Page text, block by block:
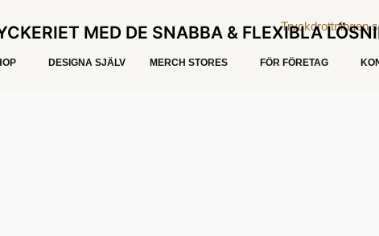
MED DE SNABBA & FLEXIBLA
DESIGNA SJÄLV MERCH STORES FÖR FÖRETAG